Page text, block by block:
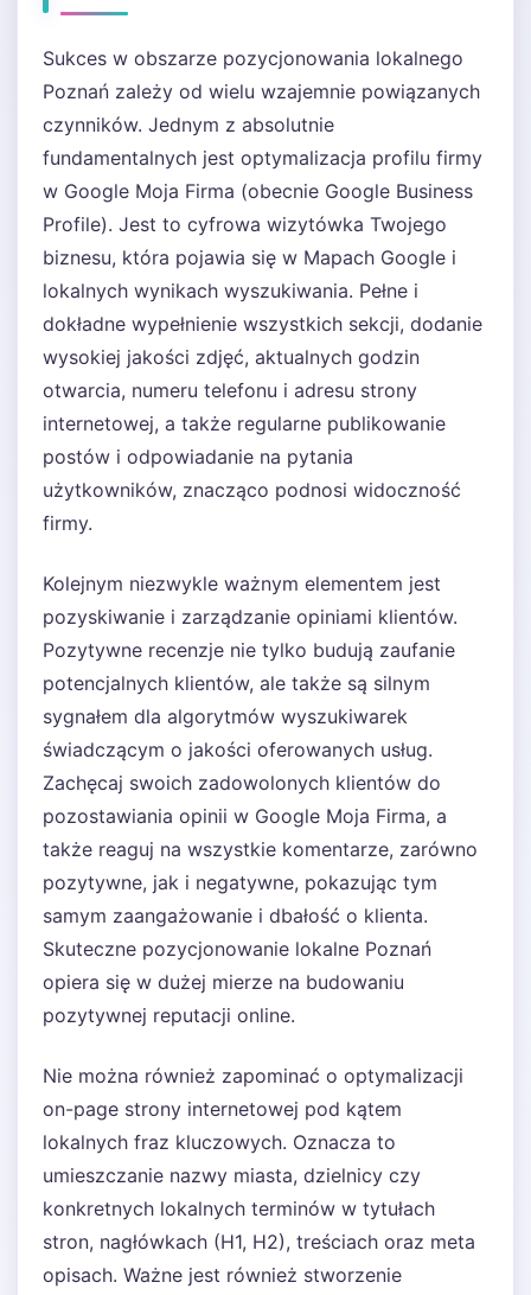
Sukces w obszarze pozycjonowania lokalnego
Poznań zależy od wielu wzajemnie powiązanych
czynników. Jednym z absolutnie
fundamentalnych jest optymalizacja profilu firmy
w Google Moja Firma (obecnie Google Business
Profile). Jest to cyfrowa wizytówka Twojego
biznesu, która pojawia się w Mapach Google i
lokalnych wynikach wyszukiwania. Pełne i
dokładne wypełnienie wszystkich sekcji, dodanie
wysokiej jakości zdjęć, aktualnych godzin
otwarcia, numeru telefonu i adresu strony
internetowej, a także regularne publikowanie
postów i odpowiadanie na pytania
użytkowników, znacząco podnosi widoczność
firmy.
Kolejnym niezwykle ważnym elementem jest
pozyskiwanie i zarządzanie opiniami klientów.
Pozytywne recenzje nie tylko budują zaufanie
potencjalnych klientów, ale także są silnym
sygnałem dla algorytmów wyszukiwarek
świadczącym o jakości oferowanych usług.
Zachęcaj swoich zadowolonych klientów do
pozostawiania opinii w Google Moja Firma, a
także reaguj na wszystkie komentarze, zarówno
pozytywne, jak i negatywne, pokazując tym
samym zaangażowanie i dbałość o klienta.
Skuteczne pozycjonowanie lokalne Poznań
opiera się w dużej mierze na budowaniu
pozytywnej reputacji online.
Nie można również zapominać o optymalizacji
on-page strony internetowej pod kątem
lokalnych fraz kluczowych. Oznacza to
umieszczanie nazwy miasta, dzielnicy czy
konkretnych lokalnych terminów w tytułach
stron, nagłówkach (H1, H2), treściach oraz meta
opisach. Ważne jest również stworzenie